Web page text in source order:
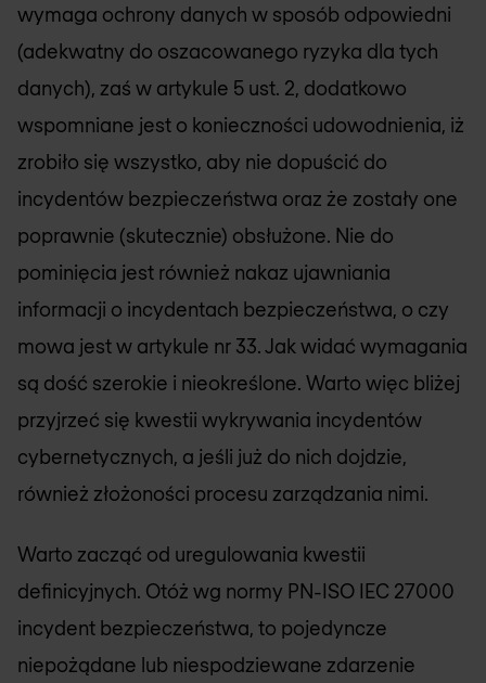
wymaga ochrony danych w sposób odpowiedni
(adekwatny do oszacowanego ryzyka dla tych
danych), zaś w artykule 5 ust. 2, dodatkowo
wspomniane jest o konieczności udowodnienia, iż
zrobiło się wszystko, aby nie dopuścić do
incydentów bezpieczeństwa oraz że zostały one
poprawnie (skutecznie) obsłużone. Nie do
pominięcia jest również nakaz ujawniania
informacji o incydentach bezpieczeństwa, o czy
mowa jest w artykule nr 33. Jak widać wymagania
są dość szerokie i nieokreślone. Warto więc bliżej
przyjrzeć się kwestii wykrywania incydentów
cybernetycznych, a jeśli już do nich dojdzie,
również złożoności procesu zarządzania nimi.
Warto zacząć od uregulowania kwestii
definicyjnych. Otóż wg normy PN-ISO IEC 27000
incydent bezpieczeństwa, to pojedyncze
niepożądane lub niespodziewane zdarzenie